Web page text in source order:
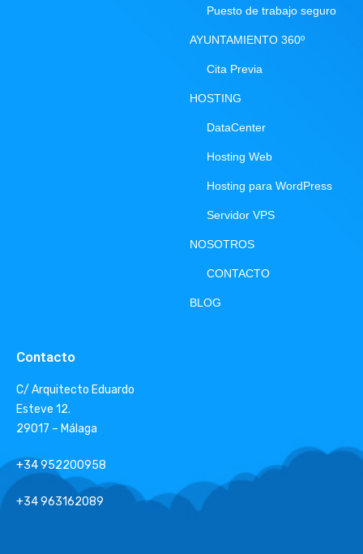
Puesto de trabajo seguro
AYUNTAMIENTO 360º
Cita Previa
HOSTING
DataCenter
Hosting Web
Hosting para WordPress
Servidor VPS
NOSOTROS
CONTACTO
BLOG
Contacto
C/ Arquitecto Eduardo
Esteve 12.
29017 – Málaga
+34 952200958
+34 963162089